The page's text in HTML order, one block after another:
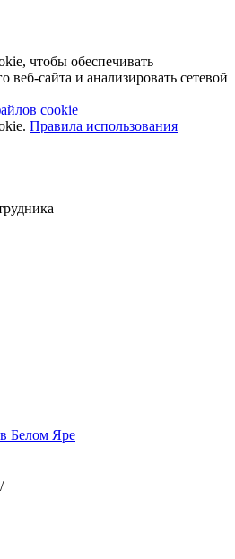
чтобы обеспечивать
веб-сайта и анализировать сетевой
cookie
Правила использования
Белом Яре
/